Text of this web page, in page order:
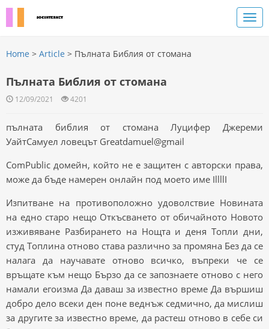
Home > Article > Пълната Библия от стомана
Пълната Библия от стомана
12/09/2021 4201
пълната библия от стомана Луцифер Джереми
УайтСамуел ловецът Greatdamuel@gmail
ComPublic домейн, който не е защитен с авторски права,
може да бъде намерен онлайн под моето име IllllI
Изпитване на противоположно удоволствие Новината
на едно старо нещо Откъсването от обичайното Новото
изживяване Разбирането на Нощта и деня Топли дни,
студ Топлина отново става различно за промяна Без да се
налага да научавате отново всичко, въпреки че се
връщате към нещо Бързо да се запознаете отново с него
намали егоизма Да даваш за известно време Да вършиш
добро дело всеки ден поне веднъж седмично, да мислиш
за другите за известно време, да растеш отново в себе си